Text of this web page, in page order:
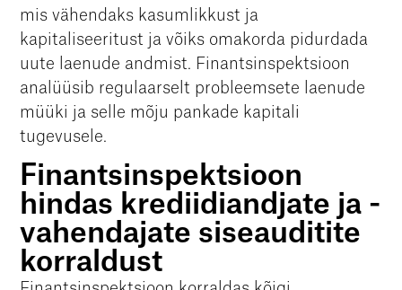
mis vähendaks kasumlikkust ja
kapitaliseeritust ja võiks omakorda pidurdada
uute laenude andmist. Finantsinspektsioon
analüüsib regulaarselt probleemsete laenude
müüki ja selle mõju pankade kapitali
tugevusele.
Finantsinspektsioon
hindas krediidiandjate ja -
vahendajate siseauditite
korraldust